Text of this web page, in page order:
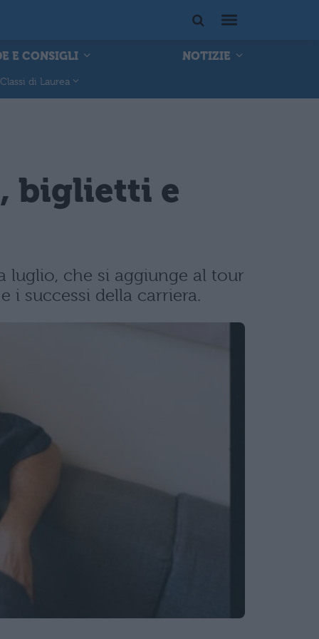
E CONSIGLI NOTIZIE
Classi di Laurea
biglietti e
luglio, che si aggiunge al tour
i successi della carriera.